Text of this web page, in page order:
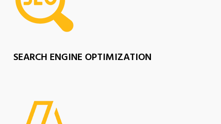
SEARCH ENGINE OPTIMIZATION